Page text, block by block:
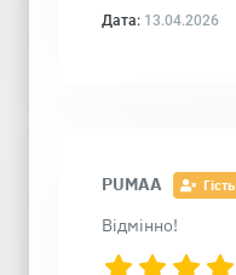
Дата: 13.04.2026
PUMAA Гість
Відмінно!